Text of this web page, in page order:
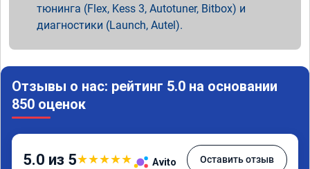
тюнинга (Flex, Kess 3, Autotuner, Bitbox) и
диагностики (Launch, Autel).
Отзывы о нас: рейтинг 5.0 на основании
850 оценок
5.0 из 5★★★★★ Avito Оставить отзыв